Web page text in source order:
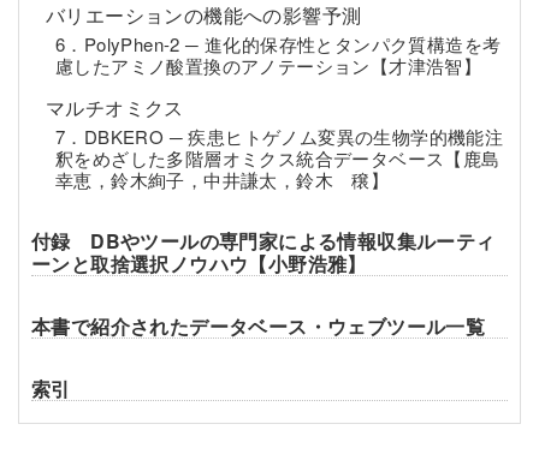
バリエーションの機能への影響予測
6．PolyPhen-2 ─ 進化的保存性とタンパク質構造を考
慮したアミノ酸置換のアノテーション【才津浩智】
マルチオミクス
7．DBKERO ─ 疾患ヒトゲノム変異の生物学的機能注
釈をめざした多階層オミクス統合データベース【鹿島
幸恵，鈴木絢子，中井謙太，鈴木 穣】
付録 DBやツールの専門家による情報収集ルーティ
ーンと取捨選択ノウハウ【小野浩雅】
本書で紹介されたデータベース・ウェブツール一覧
索引